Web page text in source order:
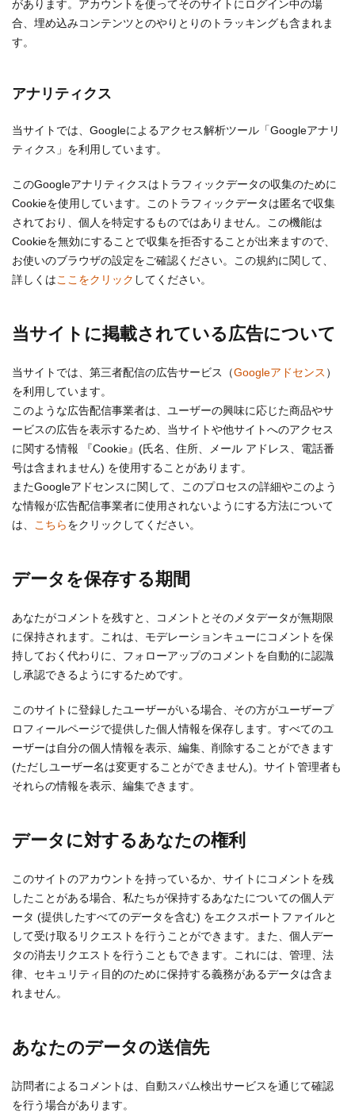
があります。アカウントを使ってそのサイトにログイン中の場
合、埋め込みコンテンツとのやりとりのトラッキングも含まれま
す。
アナリティクス
当サイトでは、Googleによるアクセス解析ツール「Googleアナリ
ティクス」を利用しています。
このGoogleアナリティクスはトラフィックデータの収集のために
Cookieを使用しています。このトラフィックデータは匿名で収集
されており、個人を特定するものではありません。この機能は
Cookieを無効にすることで収集を拒否することが出来ますので、
お使いのブラウザの設定をご確認ください。この規約に関して、
詳しくはここをクリック してください。
当サイトに掲載されている広告について
当サイトでは、第三者配信の広告サービス（Googleアドセンス ）
を利用しています。
このような広告配信事業者は、ユーザーの興味に応じた商品やサ
ービスの広告を表示するため、当サイトや他サイトへのアクセス
に関する情報 『Cookie』(氏名、住所、メール アドレス、電話番
号は含まれません) を使用することがあります。
またGoogleアドセンスに関して、このプロセスの詳細やこのよう
な情報が広告配信事業者に使用されないようにする方法について
は、
こちらをクリックしてください。
データを保存する期間
あなたがコメントを残すと、コメントとそのメタデータが無期限
に保持されます。これは、モデレーションキューにコメントを保
持しておく代わりに、フォローアップのコメントを自動的に認識
し承認できるようにするためです。
このサイトに登録したユーザーがいる場合、その方がユーザープ
ロフィールページで提供した個人情報を保存します。すべてのユ
ーザーは自分の個人情報を表示、編集、削除することができます
(ただしユーザー名は変更することができません)。サイト管理者も
それらの情報を表示、編集できます。
データに対するあなたの権利
このサイトのアカウントを持っているか、サイトにコメントを残
したことがある場合、私たちが保持するあなたについての個人デ
ータ (提供したすべてのデータを含む) をエクスポートファイルと
して受け取るリクエストを行うことができます。また、個人デー
タの消去リクエストを行うこともできます。これには、管理、法
律、セキュリティ目的のために保持する義務があるデータは含ま
れません。
あなたのデータの送信先
訪問者によるコメントは、自動スパム検出サービスを通じて確認
を行う場合があります。